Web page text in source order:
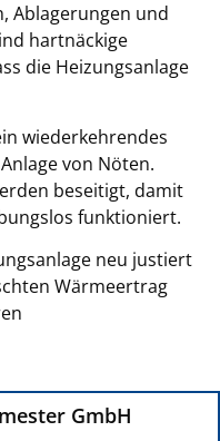
Ablagerungen und
hartnäckige
die Heizungsanlage
wiederkehrendes
von Nöten.
beseitigt, damit
funktioniert.
neu justiert
Wärmeertrag
GmbH